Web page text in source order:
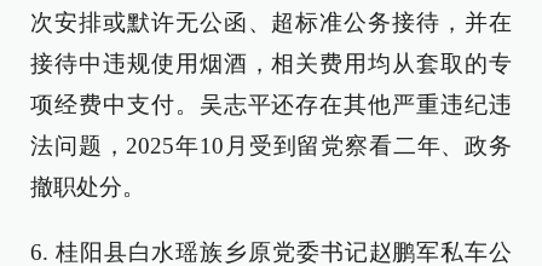
次安排或默许无公函、超标准公务接待，并在
接待中违规使用烟酒，相关费用均从套取的专
项经费中支付。吴志平还存在其他严重违纪违
法问题，2025年10月受到留党察看二年、政务
撤职处分。
6. 桂阳县白水瑶族乡原党委书记赵鹏军私车公